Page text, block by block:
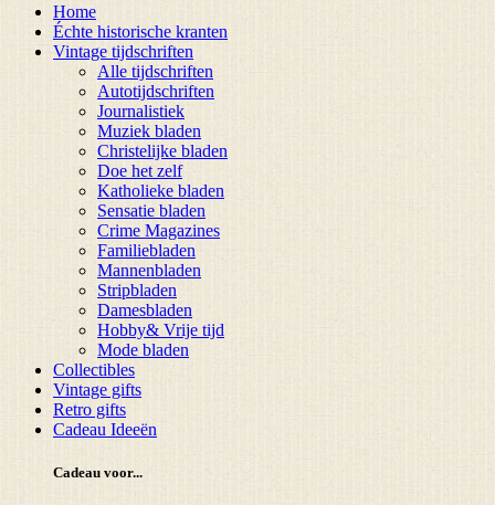
Home
Échte historische kranten
Vintage tijdschriften
Alle tijdschriften
Autotijdschriften
Journalistiek
Muziek bladen
Christelijke bladen
Doe het zelf
Katholieke bladen
Sensatie bladen
Crime Magazines
Familiebladen
Mannenbladen
Stripbladen
Damesbladen
Hobby& Vrije tijd
Mode bladen
Collectibles
Vintage gifts
Retro gifts
Cadeau Ideeën
Cadeau voor...